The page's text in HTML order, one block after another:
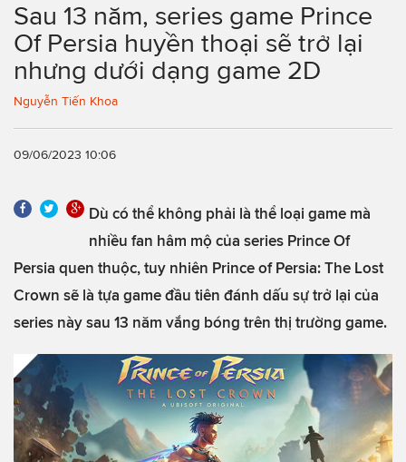
Sau 13 năm, series game Prince
Of Persia huyền thoại sẽ trở lại
nhưng dưới dạng game 2D
Nguyễn Tiến Khoa
09/06/2023 10:06
Dù có thể không phải là thể loại game mà
nhiều fan hâm mộ của series Prince Of
Persia quen thuộc, tuy nhiên Prince of Persia: The Lost
Crown sẽ là tựa game đầu tiên đánh dấu sự trở lại của
series này sau 13 năm vắng bóng trên thị trường game.